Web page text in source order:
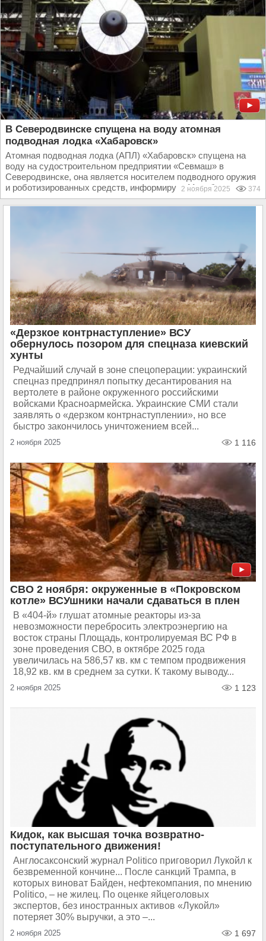
В Северодвинске спущена на воду атомная
подводная лодка «Хабаровск»
Атомная подводная лодка (АПЛ) «Хабаровск» спущена на
воду на судостроительном предприятии «Севмаш» в
Северодвинске, она является носителем подводного оружия
и роботизированных средств, информирует Минобороны...
2 ноября 2025 374
«Дерзкое контрнаступление» ВСУ
обернулось позором для спецназа киевский
хунты
Редчайший случай в зоне спецоперации: украинский
спецназ предпринял попытку десантирования на
вертолете в районе окруженного российскими
войсками Красноармейска. Украинские СМИ стали
заявлять о «дерзком контрнаступлении», но все
быстро закончилось уничтожением всей...
2 ноября 2025 1 116
СВО 2 ноября: окруженные в «Покровском
котле» ВСУшники начали сдаваться в плен
В «404-й» глушат атомные реакторы из-за
невозможности перебросить электроэнергию на
восток страны Площадь, контролируемая ВС РФ в
зоне проведения СВО, в октябре 2025 года
увеличилась на 586,57 кв. км с темпом продвижения
18,92 кв. км в среднем за сутки. К такому выводу...
2 ноября 2025 1 123
Кидок, как высшая точка возвратно-
поступательного движения!
Англосаксонский журнал Politico приговорил Лукойл к
безвременной кончине... После санкций Трампа, в
которых виноват Байден, нефтекомпания, по мнению
Politico, – не жилец. По оценке яйцеголовых
экспертов, без иностранных активов «Лукойл»
потеряет 30% выручки, а это –...
2 ноября 2025 1 697